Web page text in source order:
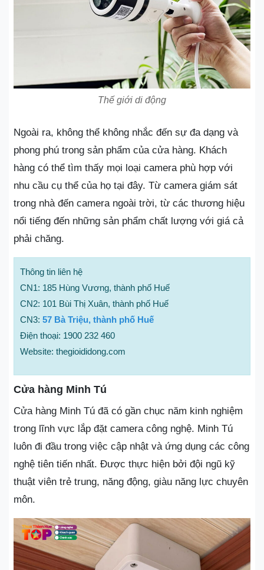
Thế giới di động
Ngoài ra, không thể không nhắc đến sự đa dạng và
phong phú trong sản phẩm của cửa hàng. Khách
hàng có thể tìm thấy mọi loại camera phù hợp với
nhu cầu cụ thể của họ tại đây. Từ camera giám sát
trong nhà đến camera ngoài trời, từ các thương hiệu
nổi tiếng đến những sản phẩm chất lượng với giá cả
phải chăng.
Thông tin liên hệ
CN1: 185 Hùng Vương, thành phố Huế
CN2: 101 Bùi Thị Xuân, thành phố Huế
CN3: 57 Bà Triệu, thành phố Huế
Điện thoại: 1900 232 460
Website: thegioididong.com
Cửa hàng Minh Tú
Cửa hàng Minh Tú đã có gần chục năm kinh nghiệm
trong lĩnh vực lắp đặt camera công nghệ. Minh Tú
luôn đi đầu trong việc cập nhật và ứng dụng các công
nghệ tiên tiến nhất. Được thực hiện bởi đội ngũ kỹ
thuật viên trẻ trung, năng động, giàu năng lực chuyên
môn.